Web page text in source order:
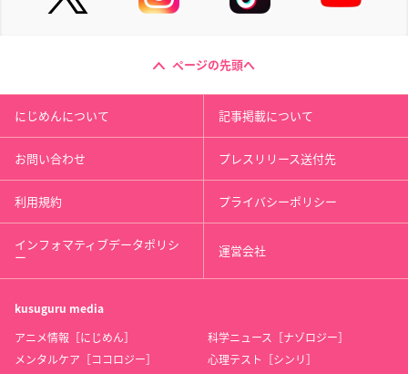
ページの先頭へ
にじめんについて 記事掲載について
お問い合わせ プレスリリース送付先
利用規約 プライバシーポリシー
インフォマティブデータポリシ
ー 運営会社
kusuguru media
アニメ情報［にじめん］
科学ニュース［ナゾロジー］
メンタルケア［ココロジー］
心理テスト［シンリ］